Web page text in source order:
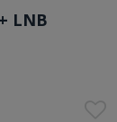
LNB